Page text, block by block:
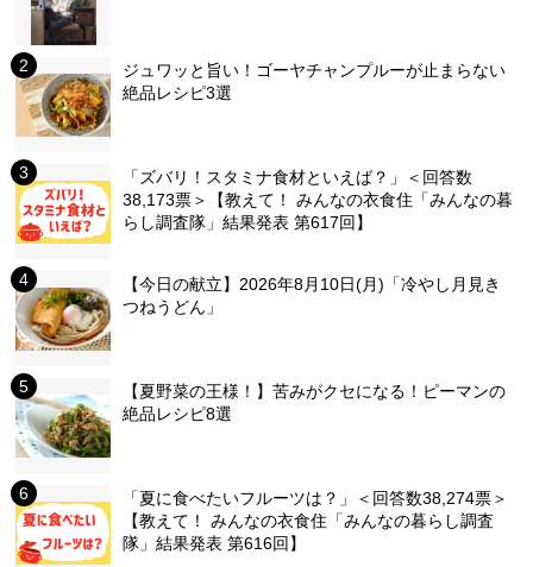
ジュワッと旨い！ゴーヤチャンプルーが止まらない
絶品レシピ3選
「ズバリ！スタミナ食材といえば？」＜回答数
38,173票＞【教えて！ みんなの衣食住「みんなの暮
らし調査隊」結果発表 第617回】
【今日の献立】2026年8月10日(月)「冷やし月見き
つねうどん」
【夏野菜の王様！】苦みがクセになる！ピーマンの
絶品レシピ8選
「夏に食べたいフルーツは？」＜回答数38,274票＞
【教えて！ みんなの衣食住「みんなの暮らし調査
隊」結果発表 第616回】